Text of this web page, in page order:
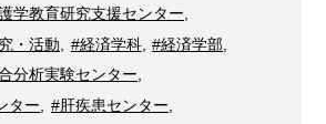
学教育研究支援センター,
・活動 #経済学科, #経済学部
分析実験センター,
ター
#肝疾患センター